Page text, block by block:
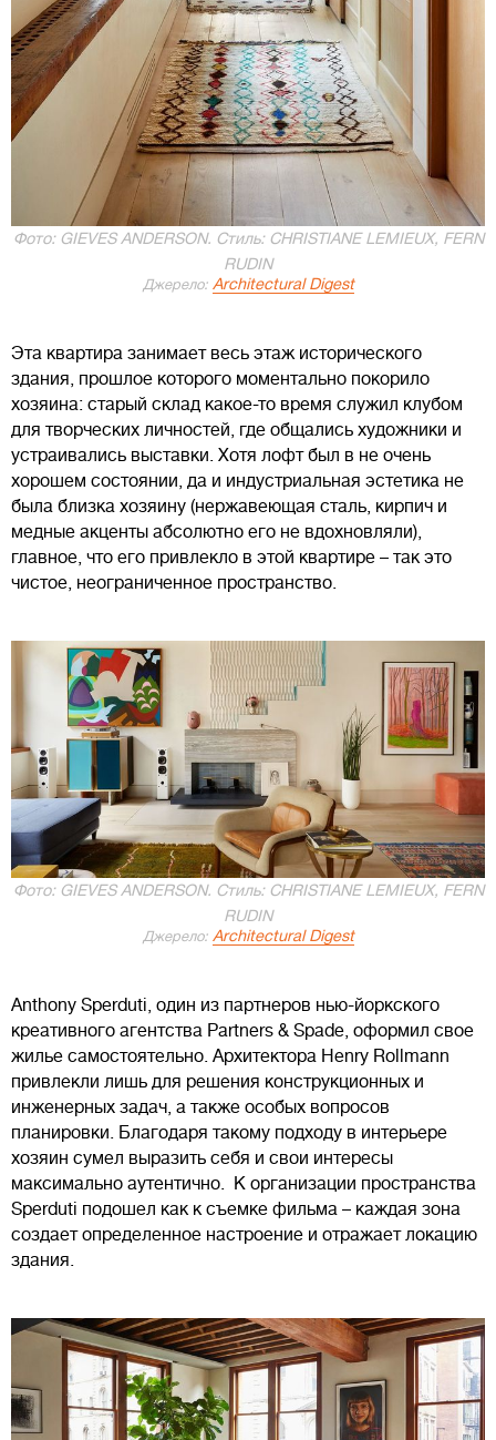
Фото: GIEVES ANDERSON. Стиль: CHRISTIANE LEMIEUX, FERN
RUDIN
Джерело: Architectural Digest
Эта квартира занимает весь этаж исторического
здания, прошлое которого моментально покорило
хозяина: старый склад какое-то время служил клубом
для творческих личностей, где общались художники и
устраивались выставки. Хотя лофт был в не очень
хорошем состоянии, да и индустриальная эстетика не
была близка хозяину (нержавеющая сталь, кирпич и
медные акценты абсолютно его не вдохновляли),
главное, что его привлекло в этой квартире – так это
чистое, неограниченное пространство.
Фото: GIEVES ANDERSON. Стиль: CHRISTIANE LEMIEUX, FERN
RUDIN
Джерело: Architectural Digest
Anthony Sperduti, один из партнеров нью-йоркского
креативного агентства Partners & Spade, оформил свое
жилье самостоятельно. Архитектора Henry Rollmann
привлекли лишь для решения конструкционных и
инженерных задач, а также особых вопросов
планировки. Благодаря такому подходу в интерьере
хозяин сумел выразить себя и свои интересы
максимально аутентично. К организации пространства
Sperduti подошел как к съемке фильма – каждая зона
создает определенное настроение и отражает локацию
здания.